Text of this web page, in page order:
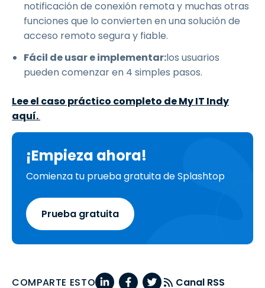
notificación de conexión remota y muchas otras
funciones que lo convierten en una solución de
acceso remoto segura y fiable.
Fácil de usar e implementar:los usuarios
pueden comenzar en 4 simples pasos.
Lee el caso práctico completo de My IT Indy
aquí.
¡Empieza ahora!
Comienza tu prueba gratuita de Splashtop
Prueba gratuita
COMPARTE ESTO Canal RSS